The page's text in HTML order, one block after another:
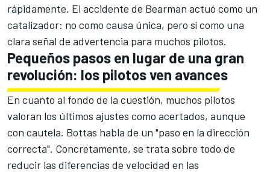
rápidamente. El accidente de Bearman actuó como un
catalizador: no como causa única, pero sí como una
clara señal de advertencia para muchos pilotos.
Pequeños pasos en lugar de una gran
revolución: los pilotos ven avances
En cuanto al fondo de la cuestión, muchos pilotos
valoran los últimos ajustes como acertados, aunque
con cautela. Bottas habla de un "paso en la dirección
correcta". Concretamente, se trata sobre todo de
reducir las diferencias de velocidad en las